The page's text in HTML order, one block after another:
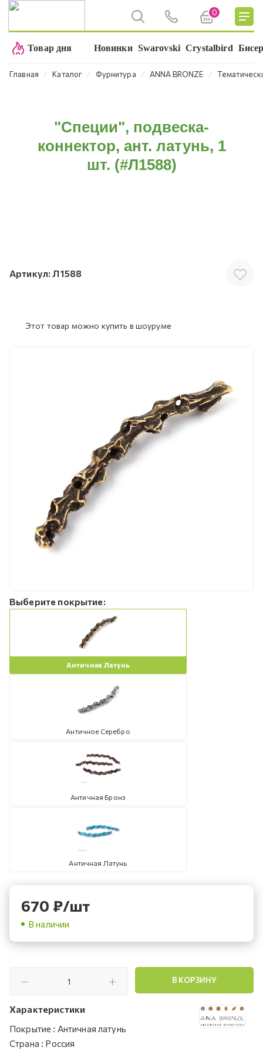
0
Товар дня Новинки Swarovski Crystalbird
Главная ⁄ Каталог ⁄ Фурнитура ⁄ ANNA BRONZE ⁄
"Специи", подвеска-
коннектор, ант. латунь, 1
шт. (#Л1588)
Артикул: Л1588
Этот товар можно купить в шоуруме
Выберите покрытие:
Античная Латунь
Античное Серебро
Античная Бронз
Античная Латунь
670 ₽/шт
В наличии
В КОРЗИНУ
Характеристики
Покрытие : Античная латунь
Страна : Россия